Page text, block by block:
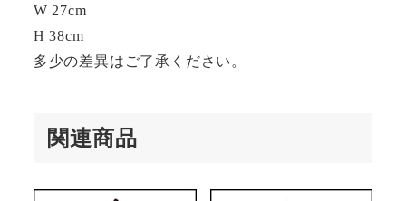
W 27cm
H 38cm
多少の差異はご了承ください。
関連商品